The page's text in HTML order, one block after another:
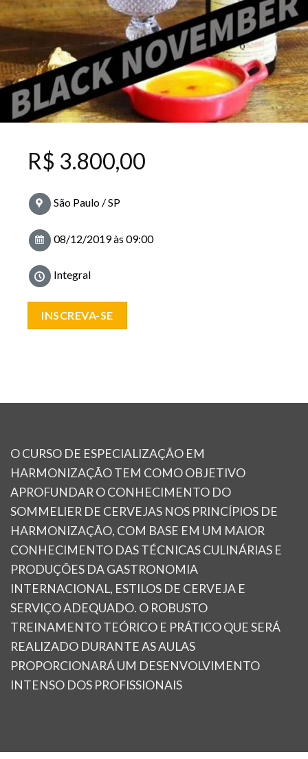
R$ 3.800,00
São Paulo / SP
08/12/2019 às 09:00
Integral
INSCREVA-SE
O CURSO DE ESPECIALIZAÇÃO EM
HARMONIZAÇÃO TEM COMO OBJETIVO
APROFUNDAR O CONHECIMENTO DO
SOMMELIER DE CERVEJAS NOS PRINCÍPIOS DE
HARMONIZAÇÃO, COM BASE EM UM MAIOR
CONHECIMENTO DAS TÉCNICAS CULINÁRIAS E
PRODUÇÕES DA GASTRONOMIA
INTERNACIONAL, ESTILOS DE CERVEJA E
SERVIÇO ADEQUADO. O ROBUSTO
TREINAMENTO TEÓRICO E PRÁTICO QUE SERÁ
REALIZADO DURANTE AS AULAS
PROPORCIONARÁ UM DESENVOLVIMENTO
INTENSO DOS PROFISSIONAIS